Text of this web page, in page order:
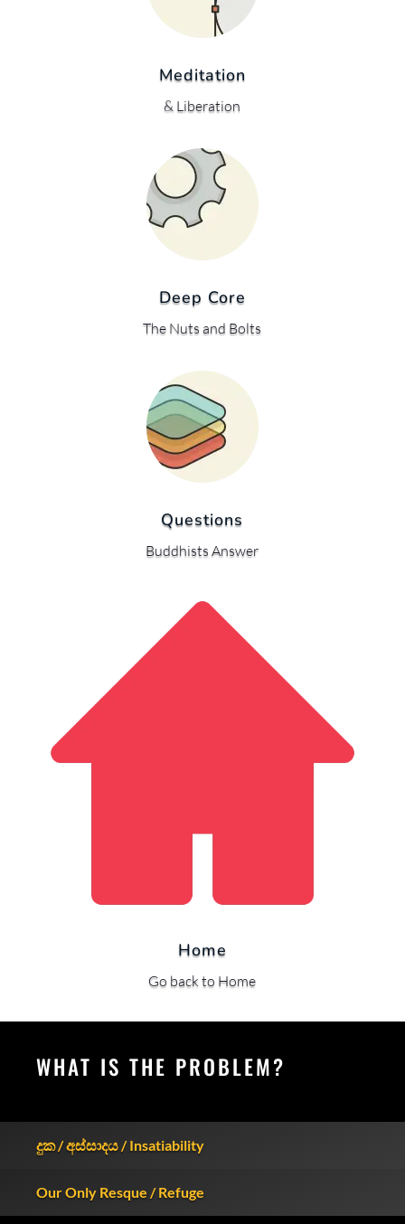
Meditation
& Liberation
Deep Core
The Nuts and Bolts
Questions
Buddhists Answer
Home
Go back to Home
WHAT IS THE PROBLEM?
දුක / අස්සාදය / Insatiability
Our Only Resque / Refuge